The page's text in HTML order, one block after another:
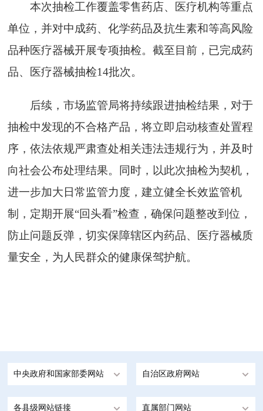
本次抽检工作覆盖零售药店、医疗机构等重点
单位，并对中成药、化学药品及抗生素和等高风险
品种医疗器械开展专项抽检。截至目前，已完成药
品、医疗器械抽检14批次。
后续，市场监管局将持续跟进抽检结果，对于
抽检中发现的不合格产品，将立即启动核查处置程
序，依法依规严肃查处相关违法违规行为，并及时
向社会公布处理结果。同时，以此次抽检为契机，
进一步加大日常监管力度，建立健全长效监管机
制，定期开展“回头看”检查，确保问题整改到位，
防止问题反弹，切实保障辖区内药品、医疗器械质
量安全，为人民群众的健康保驾护航。
中央政府和国家部委网站 自治区政府网站
各县级网站链接 直属部门网站